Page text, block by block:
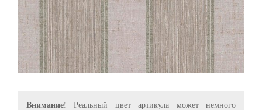
Внимание! Реальный цвет артикула может немного